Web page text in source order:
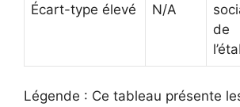
Écart-type élevé N/A
de
Légende : Ce tableau présente